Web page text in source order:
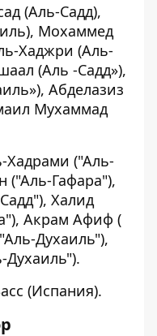
(Аль-Садд),
Мохаммед
Хаджри (Аль-
(Аль -Садд»),
Абделазиз
Мухаммад
("Аль-
("Аль-Гафара"),
Халид
Акрам Афиф (
Духаиль"),
(Испания).